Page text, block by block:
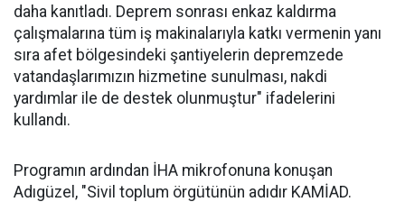
daha kanıtladı. Deprem sonrası enkaz kaldırma
çalışmalarına tüm iş makinalarıyla katkı vermenin yanı
sıra afet bölgesindeki şantiyelerin depremzede
vatandaşlarımızın hizmetine sunulması, nakdi
yardımlar ile de destek olunmuştur" ifadelerini
kullandı.
Programın ardından İHA mikrofonuna konuşan
Adıgüzel, "Sivil toplum örgütünün adıdır KAMİAD.